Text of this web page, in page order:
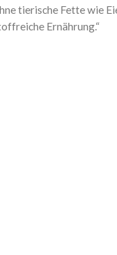
tierische Fette wie
Ernährung.“